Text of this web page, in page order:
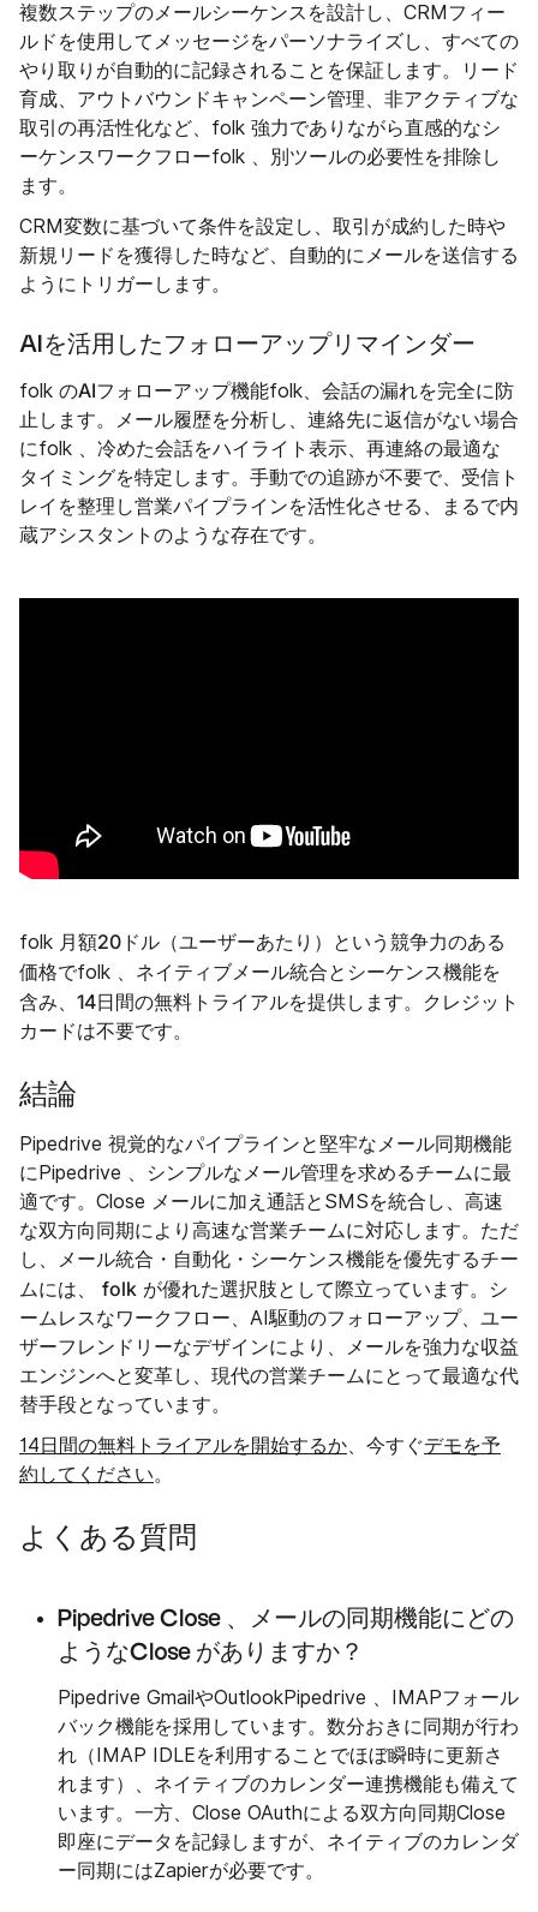
複数ステップのメールシーケンスを設計し、CRMフィー
ルドを使用してメッセージをパーソナライズし、すべての
やり取りが自動的に記録されることを保証します。リード
育成、アウトバウンドキャンペーン管理、非アクティブな
取引の再活性化など、folk 強力でありながら直感的なシ
ーケンスワークフローfolk 、別ツールの必要性を排除し
ます。
CRM変数に基づいて条件を設定し、取引が成約した時や
新規リードを獲得した時など、自動的にメールを送信する
ようにトリガーします。
AIを活用したフォローアップリマインダー
folk のAIフォローアップ機能folk、会話の漏れを完全に防
止します。メール履歴を分析し、連絡先に返信がない場合
にfolk 、冷めた会話をハイライト表示、再連絡の最適な
タイミングを特定します。手動での追跡が不要で、受信ト
レイを整理し営業パイプラインを活性化させる、まるで内
蔵アシスタントのような存在です。
folk 月額20ドル（ユーザーあたり）
という競争力のある
価格でfolk 、 ネイティブメール統合とシーケンス機能を
含み、 14日間の無料トライアルを提供します。クレジット
カードは不要です。
結論
Pipedrive 視覚的なパイプラインと堅牢なメール同期機能
にPipedrive 、シンプルなメール管理を求めるチームに最
適です。Close メールに加え通話とSMSを統合し、高速
な双方向同期により高速な営業チームに対応します。ただ
し、メール統合・自動化・シーケンス機能を優先するチー
ムには、 folk が優れた選択肢として際立っています。シ
ームレスなワークフロー、AI駆動のフォローアップ、ユー
ザーフレンドリーなデザインにより、メールを強力な収益
エンジンへと変革し、現代の営業チームにとって最適な代
替手段となっています。
14日間の無料トライアルを開始するか、今すぐデモを予
約してください。
よくある質問
Pipedrive Close 、メールの同期機能にどの
ようなClose がありますか？
Pipedrive GmailやOutlookPipedrive 、IMAPフォール
バック機能を採用しています。数分おきに同期が行わ
れ（IMAP IDLEを利用することでほぼ瞬時に更新さ
れます）、ネイティブのカレンダー連携機能も備えて
います。一方、Close OAuthによる双方向同期Close
即座にデータを記録しますが、ネイティブのカレンダ
ー同期にはZapierが必要です。